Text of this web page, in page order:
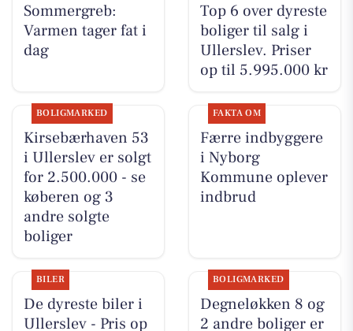
Sommergreb:
Varmen tager fat i
dag
Top 6 over dyreste
boliger til salg i
Ullerslev. Priser
op til 5.995.000 kr
BOLIGMARKED
Kirsebærhaven 53
i Ullerslev er solgt
for 2.500.000 - se
køberen og 3
andre solgte
boliger
FAKTA OM
Færre indbyggere
i Nyborg
Kommune oplever
indbrud
BILER
De dyreste biler i
Ullerslev - Pris op
BOLIGMARKED
Degneløkken 8 og
2 andre boliger er